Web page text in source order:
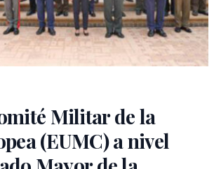
Militar de la
(EUMC) a nivel